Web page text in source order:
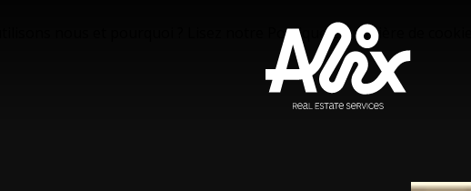
Politique en matière de cookies